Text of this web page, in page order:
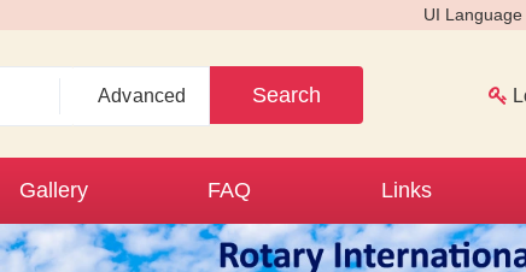
UI Language
Advanced Search
Gallery FAQ Links